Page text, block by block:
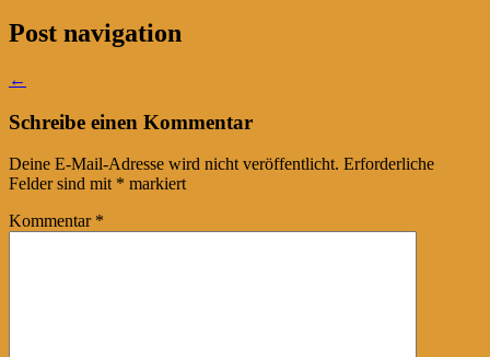
Post navigation
←
Schreibe einen Kommentar
Deine E-Mail-Adresse wird nicht veröffentlicht. Erforderliche
Felder sind mit * markiert
Kommentar *